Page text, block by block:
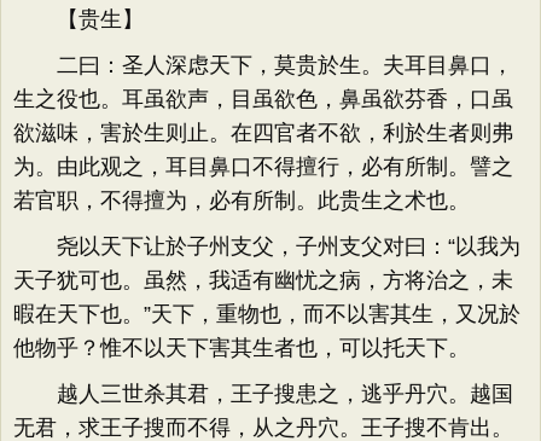
【贵生】
二曰：圣人深虑天下，莫贵於生。夫耳目鼻口，
生之役也。耳虽欲声，目虽欲色，鼻虽欲芬香，口虽
欲滋味，害於生则止。在四官者不欲，利於生者则弗
为。由此观之，耳目鼻口不得擅行，必有所制。譬之
若官职，不得擅为，必有所制。此贵生之术也。
尧以天下让於子州支父，子州支父对曰：“以我为
天子犹可也。虽然，我适有幽忧之病，方将治之，未
暇在天下也。”天下，重物也，而不以害其生，又况於
他物乎？惟不以天下害其生者也，可以托天下。
越人三世杀其君，王子搜患之，逃乎丹穴。越国
无君，求王子搜而不得，从之丹穴。王子搜不肯出。